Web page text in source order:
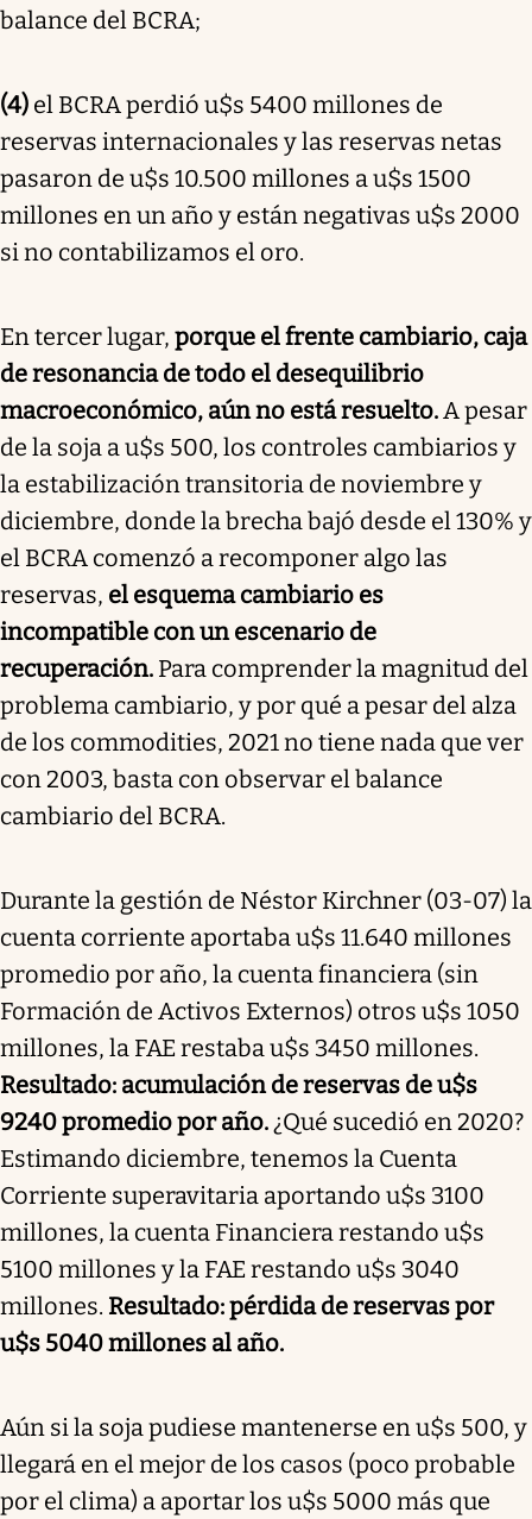
balance del BCRA;
(4) el BCRA perdió u$s 5400 millones de
reservas internacionales y las reservas netas
pasaron de u$s 10.500 millones a u$s 1500
millones en un año y están negativas u$s 2000
si no contabilizamos el oro.
En tercer lugar, porque el frente cambiario, caja
de resonancia de todo el desequilibrio
macroeconómico, aún no está resuelto.A pesar
de la soja a u$s 500, los controles cambiarios y
la estabilización transitoria de noviembre y
diciembre, donde la brecha bajó desde el 130% y
el BCRA comenzó a recomponer algo las
reservas, el esquema cambiario es
incompatible con un escenario de
recuperación. Para comprender la magnitud del
problema cambiario, y por qué a pesar del alza
de los commodities, 2021 no tiene nada que ver
con 2003, basta con observar el balance
cambiario del BCRA.
Durante la gestión de Néstor Kirchner (03-07) la
cuenta corriente aportaba u$s 11.640 millones
promedio por año, la cuenta financiera (sin
Formación de Activos Externos) otros u$s 1050
millones, la FAE restaba u$s 3450 millones.
Resultado: acumulación de reservas de u$s
9240 promedio por año. ¿Qué sucedió en 2020?
Estimando diciembre, tenemos la Cuenta
Corriente superavitaria aportando u$s 3100
millones, la cuenta Financiera restando u$s
5100 millones y la FAE restando u$s 3040
millones. Resultado: pérdida de reservas por
u$s 5040 millones al año.
Aún si la soja pudiese mantenerse en u$s 500, y
llegará en el mejor de los casos (poco probable
por el clima) a aportar los u$s 5000 más que